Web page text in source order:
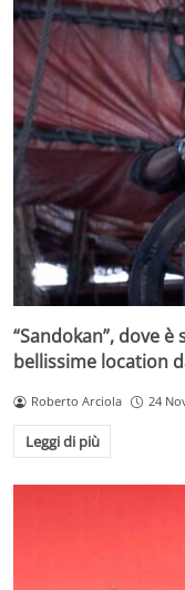
“Sandokan”, dove
bellissime location
Roberto Arciola 24
Leggi di più